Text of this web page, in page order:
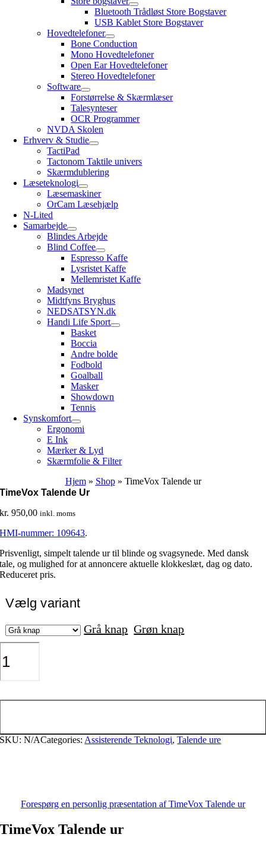
Bluetooth Trådløst Store Bogstaver
USB Kablet Store Bogstaver
Hovedtelefoner
Bone Conduction
Mono Hovedtelefoner
Open Ear Hovedtelefoner
Stereo Hovedtelefoner
Software
Forstørrelse & Skærmlæser
Talesynteser
OCR Programmer
NVDA Skolen
Erhverv & Studie
TactiPad
Tactonom Taktile univers
Skærmdublering
Læseteknologi
Læsemaskiner
OrCam Læsehjælp
N-Lited
Samarbejde
Blindes Arbejde
Blind Coffee
Espresso Kaffe
Lysristet Kaffe
Mellemristet Kaffe
Madsynet
Midtfyns Bryghus
NEDSATSYN.dk
Handi Life Sport
Basket
Boccia
Andre bolde
Fodbold
Goalball
Masker
Showdown
Tennis
Synskomfort
Ergonomi
E Ink
Mærker & Lyd
Skærmfolie & Filter
Hjem» Shop» TimeVox Talende ur
TimeVox Talende Ur
kr. 950,00 inkl. moms
HMI-nummer: 109643.
Prisvenligt, simpelt talende ur til blinde og svagsynede. Med dansk
tale, og mulighed for at annoncere aktuelle klokkeslæt, dag og dato.
Reduceret pris.
Vælg variant
Grå knap Grøn knap
SKU:N/ACategories: Assisterende Teknologi,Talende ure
Forespørg en personlig præsentation af TimeVox Talende ur
TimeVox Talende ur